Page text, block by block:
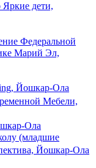
Яркие дети,
Федеральной
Марий Эл,
Йошкар-Ола
Мебели,
Ола
(младшие
Йошкар-Ола